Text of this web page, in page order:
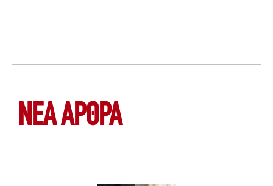
ΝΕΑ ΆΡΘΡΑ